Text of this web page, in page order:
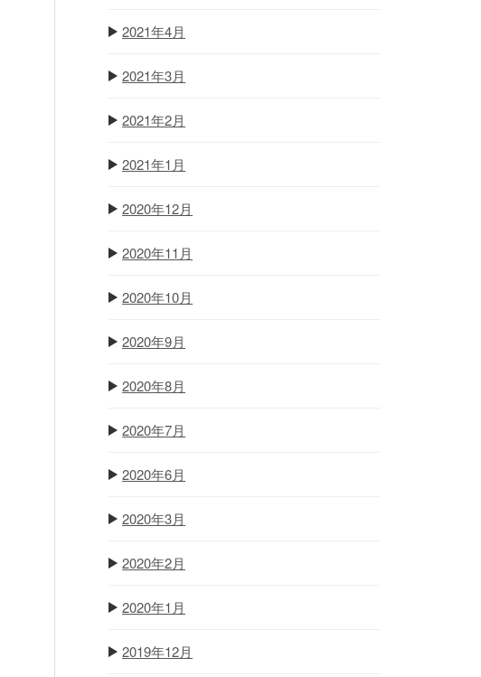
2021年4月
2021年3月
2021年2月
2021年1月
2020年12月
2020年11月
2020年10月
2020年9月
2020年8月
2020年7月
2020年6月
2020年3月
2020年2月
2020年1月
2019年12月